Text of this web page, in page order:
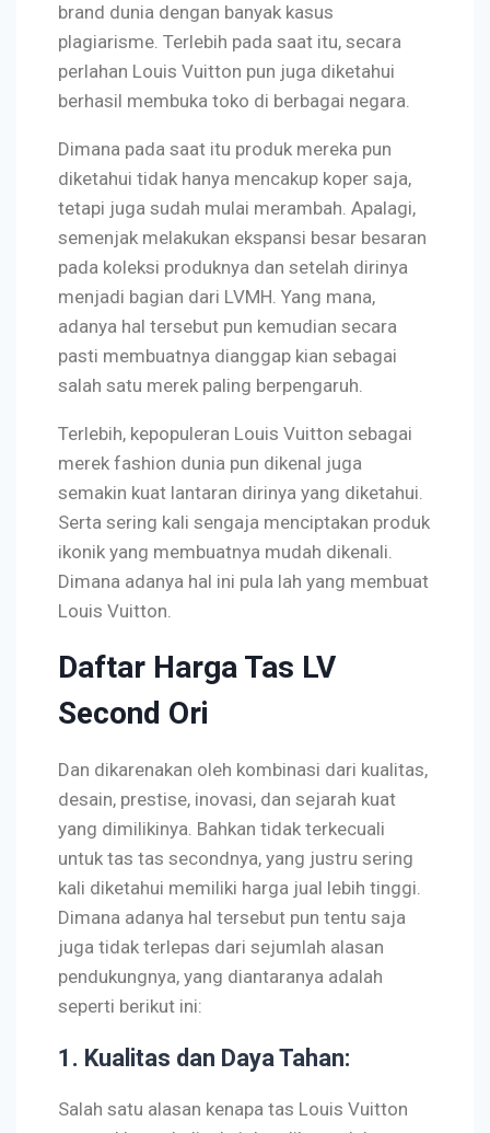
brand dunia dengan banyak kasus
plagiarisme. Terlebih pada saat itu, secara
perlahan Louis Vuitton pun juga diketahui
berhasil membuka toko di berbagai negara.
Dimana pada saat itu produk mereka pun
diketahui tidak hanya mencakup koper saja,
tetapi juga sudah mulai merambah. Apalagi,
semenjak melakukan ekspansi besar besaran
pada koleksi produknya dan setelah dirinya
menjadi bagian dari LVMH. Yang mana,
adanya hal tersebut pun kemudian secara
pasti membuatnya dianggap kian sebagai
salah satu merek paling berpengaruh.
Terlebih, kepopuleran Louis Vuitton sebagai
merek fashion dunia pun dikenal juga
semakin kuat lantaran dirinya yang diketahui.
Serta sering kali sengaja menciptakan produk
ikonik yang membuatnya mudah dikenali.
Dimana adanya hal ini pula lah yang membuat
Louis Vuitton.
Daftar Harga Tas LV
Second Ori
Dan dikarenakan oleh kombinasi dari kualitas,
desain, prestise, inovasi, dan sejarah kuat
yang dimilikinya. Bahkan tidak terkecuali
untuk tas tas secondnya, yang justru sering
kali diketahui memiliki harga jual lebih tinggi.
Dimana adanya hal tersebut pun tentu saja
juga tidak terlepas dari sejumlah alasan
pendukungnya, yang diantaranya adalah
seperti berikut ini:
1. Kualitas dan Daya Tahan:
Salah satu alasan kenapa tas Louis Vuitton